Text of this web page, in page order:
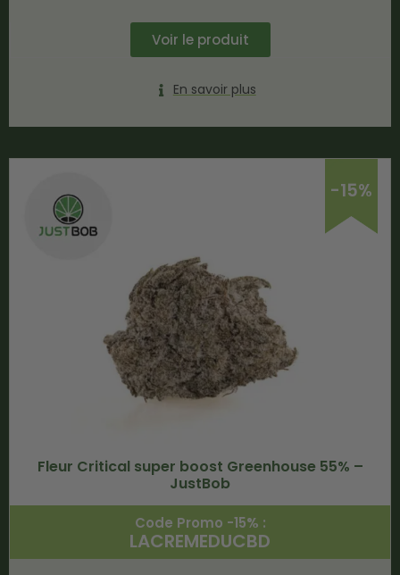
Voir le produit
En savoir plus
-15%
Fleur Critical super boost Greenhouse 55% –
JustBob
Code Promo -15% :
LACREMEDUCBD